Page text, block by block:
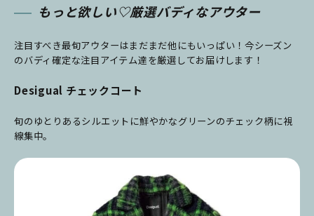
もっと欲しい♡厳選バディなアウター
注目すべき最旬アウターはまだまだ他にもいっぱい！今シーズン
のバディ確定な注目アイテム達を厳選してお届けします！
Desigual チェックコート
旬のゆとりあるシルエットに鮮やかなグリーンのチェック柄に視
線集中。